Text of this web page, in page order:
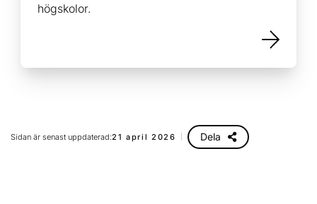
högskolor.
Sidan är senast uppdaterad:21 april 2026 Dela